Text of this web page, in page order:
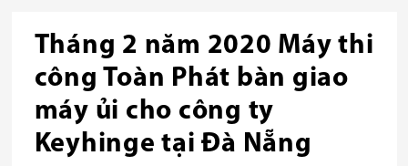
Tháng 2 năm 2020 Máy thi
công Toàn Phát bàn giao
máy ủi cho công ty
Keyhinge tại Đà Nẵng